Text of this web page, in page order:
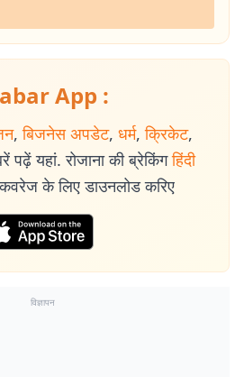
App :
, बिजनेस अपडेट, धर्म, क्रिकेट,
पढ़ें यहां. रोजाना की ब्रेकिंग हिंदी
के लिए डाउनलोड करिए
विज्ञापन